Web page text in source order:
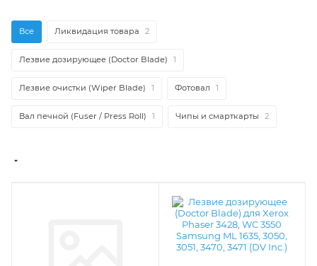
Все Ликвидация товара 2
Лезвие дозирующее (Doctor Blade) 1
Лезвие очистки (Wiper Blade) 1 Фотовал 1
Вал печной (Fuser / Press Roll) 1 Чипы и смарткарты 2